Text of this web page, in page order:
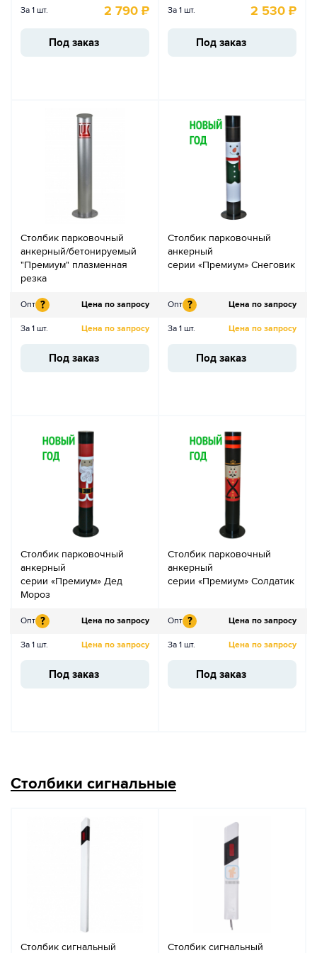
За 1 шт. 2 790 ₽
Под заказ
За 1 шт. 2 530 ₽
Под заказ
Столбик парковочный
анкерный/бетонируемый
"Премиум" плазменная
резка
Опт ? Цена по запросу
За 1 шт. Цена по запросу
Под заказ
Столбик парковочный
анкерный
серии «Премиум» Снеговик
Опт ? Цена по запросу
За 1 шт. Цена по запросу
Под заказ
Столбик парковочный
анкерный
серии «Премиум» Дед
Мороз
Опт ? Цена по запросу
За 1 шт. Цена по запросу
Под заказ
Столбик парковочный
анкерный
серии «Премиум» Солдатик
Опт ? Цена по запросу
За 1 шт. Цена по запросу
Под заказ
Столбики сигнальные
Столбик сигнальный
Столбик сигнальный